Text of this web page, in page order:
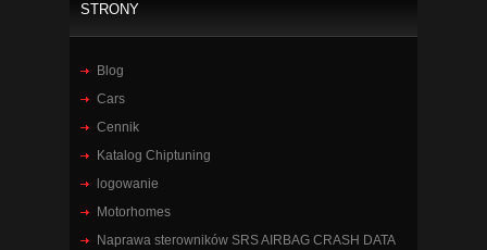
STRONY
Blog
Cars
Cennik
Katalog Chiptuning
logowanie
Motorhomes
Naprawa sterowników SRS AIRBAG CRASH DATA